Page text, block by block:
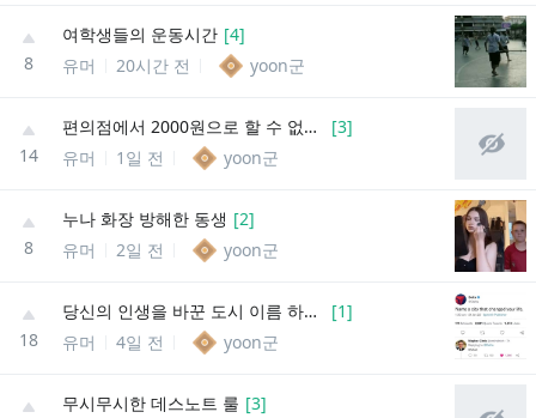
8
여학생들의 운동시간 [4]
유머
20시간 전 yoon군
14
편의점에서 2000원으로 할 수 없는 것 [3]
유머
1일 전 yoon군
8
누나 화장 방해한 동생 [2]
유머
2일 전 yoon군
18
당신의 인생을 바꾼 도시 이름 하나만 말해봐 [1]
유머
4일 전 yoon군
무시무시한 데스노트 룰 [3]